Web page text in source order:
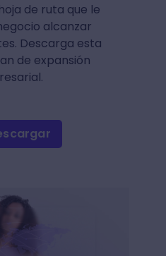
de ruta que le
alcanzar
Descarga esta
de expansión